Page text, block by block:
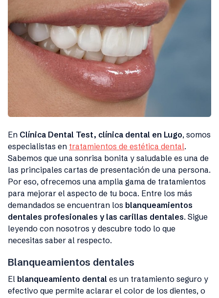
En Clínica Dental Test, clínica dental en Lugo, somos
especialistas en tratamientos de estética dental.
Sabemos que una sonrisa bonita y saludable es una de
las principales cartas de presentación de una persona.
Por eso, ofrecemos una amplia gama de tratamientos
para mejorar el aspecto de tu boca. Entre los más
demandados se encuentran los blanqueamientos
dentales profesionales y las carillas dentales. Sigue
leyendo con nosotros y descubre todo lo que
necesitas saber al respecto.
Blanqueamientos dentales
El blanqueamiento dental es un tratamiento seguro y
efectivo que permite aclarar el color de los dientes, o